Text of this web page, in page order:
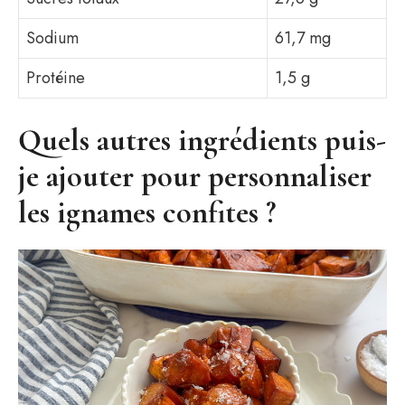
Sodium
61,7 mg
Protéine
1,5 g
Quels autres ingrédients puis-
je ajouter pour personnaliser
les ignames confites ?